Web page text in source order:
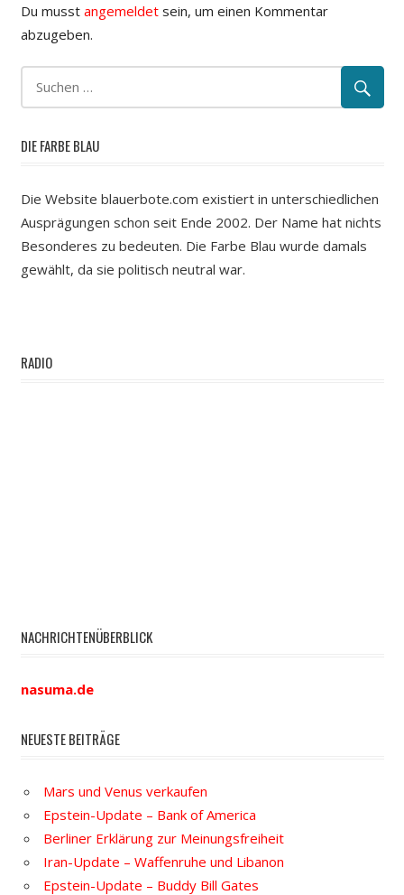
Du musst angemeldetsein, um einen Kommentar
abzugeben.
DIE FARBE BLAU
Die Website blauerbote.com existiert in unterschiedlichen
Ausprägungen schon seit Ende 2002. Der Name hat nichts
Besonderes zu bedeuten. Die Farbe Blau wurde damals
gewählt, da sie politisch neutral war.
RADIO
NACHRICHTENÜBERBLICK
nasuma.de
NEUESTE BEITRÄGE
Mars und Venus verkaufen
Epstein-Update – Bank of America
Berliner Erklärung zur Meinungsfreiheit
Iran-Update – Waffenruhe und Libanon
Epstein-Update – Buddy Bill Gates